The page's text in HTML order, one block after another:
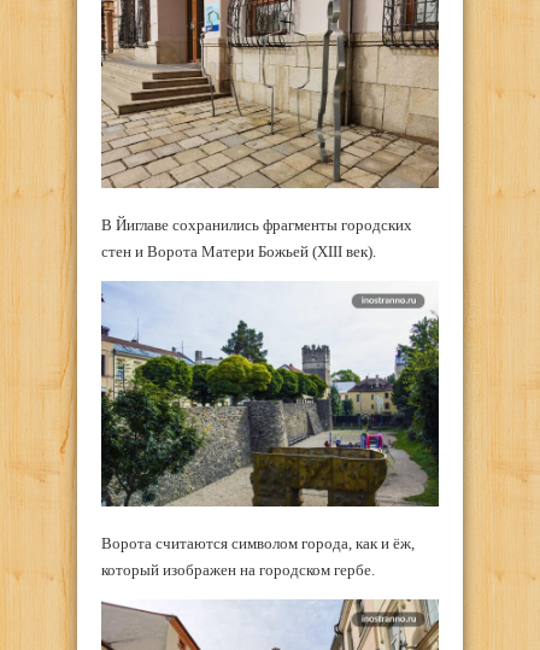
В Йиглаве сохранились фрагменты городских
стен и Ворота Матери Божьей (XIII век).
Ворота считаются символом города, как и ёж,
который изображен на городском гербе.